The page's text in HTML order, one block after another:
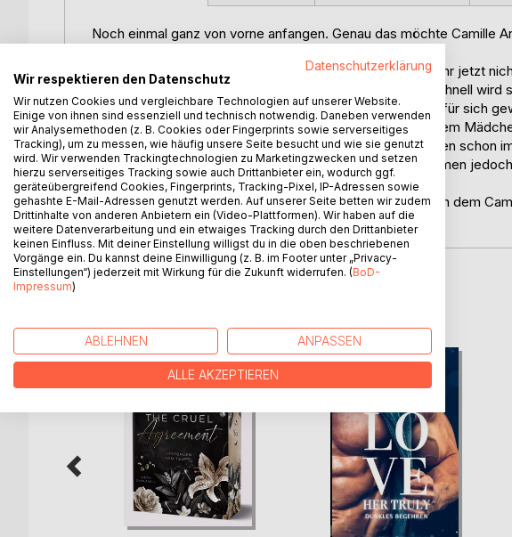
Noch einmal ganz von vorne anfangen. Genau das möchte Camille
Die tadelnden Worte und die groben Hände. Das alles ist ihr jetzt
Doch das Glück bleibt nur für einen kurzen Augenblick: Schnell
verlieren kann, als ein beliebter Junge sie für eine Woche für sich
Cade Lazar, der eigentlich nie mehr als eine Nacht mit einem
Eine Geste, nach der sich das insgeheim einsame Mädchen schon
Während sie sich wie nach Plan in ihn verliebt, verschwimmen
Wirklichkeit.
Vielleicht kann der arrogante Junge ihr das schenken, nach dem
seinem Spiel...
Datenschutzerklärung
Wir respektieren den Datenschutz
Wir nutzen Cookies und vergleichbare Technologien auf unserer Website.
Einige von ihnen sind essenziell und technisch notwendig. Daneben verwenden
wir Analysemethoden (z. B. Cookies oder Fingerprints sowie serverseitiges
Tracking), um zu messen, wie häufig unsere Seite besucht und wie sie genutzt
wird. Wir verwenden Trackingtechnologien zu Marketingzwecken und setzen
hierzu serverseitiges Tracking sowie auch Drittanbieter ein, wodurch ggf.
geräteübergreifend Cookies, Fingerprints, Tracking-Pixel, IP-Adressen sowie
gehashte E-Mail-Adressen genutzt werden. Auf unserer Seite betten wir zudem
Drittinhalte von anderen Anbietern ein (Video-Plattformen). Wir haben auf die
weitere Datenverarbeitung und ein etwaiges Tracking durch den Drittanbieter
keinen Einfluss. Mit deiner Einstellung willigst du in die oben beschriebenen
Vorgänge ein. Du kannst deine Einwilligung (z. B. im Footer unter „Privacy-
Einstellungen“) jederzeit mit Wirkung für die Zukunft widerrufen. (BoD-
Impressum)
ABLEHNEN ANPASSEN
ALLE AKZEPTIEREN